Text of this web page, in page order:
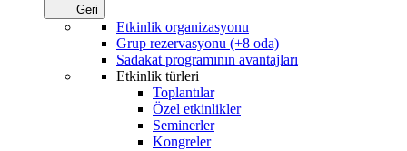
Geri
Etkinlik organizasyonu
Grup rezervasyonu (+8 oda)
Sadakat programının avantajları
Etkinlik türleri
Toplantılar
Özel etkinlikler
Seminerler
Kongreler